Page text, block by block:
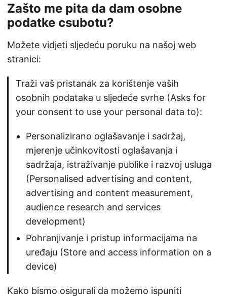
Zašto me pita da dam osobne
podatke csubotu?
Možete vidjeti sljedeću poruku na našoj web
stranici:
Traži vaš pristanak za korištenje vaših
osobnih podataka u sljedeće svrhe (Asks for
your consent to use your personal data to):
Personalizirano oglašavanje i sadržaj,
mjerenje učinkovitosti oglašavanja i
sadržaja, istraživanje publike i razvoj usluga
(Personalised advertising and content,
advertising and content measurement,
audience research and services
development)
Pohranjivanje i pristup informacijama na
uređaju (Store and access information on a
device)
Kako bismo osigurali da možemo ispuniti